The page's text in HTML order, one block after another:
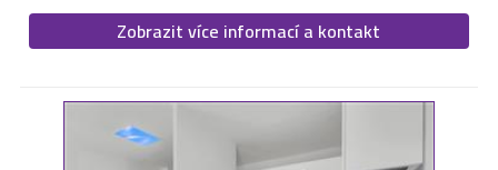
Zobrazit více informací a kontakt